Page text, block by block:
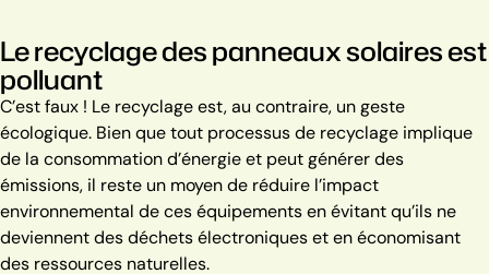
Le recyclage des panneaux solaires est
polluant
C’est faux ! Le recyclage est, au contraire, un geste
écologique. Bien que tout processus de recyclage implique
de la consommation d’énergie et peut générer des
émissions, il reste un moyen de réduire l’impact
environnemental de ces équipements en évitant qu’ils ne
deviennent des déchets électroniques et en économisant
des ressources naturelles.